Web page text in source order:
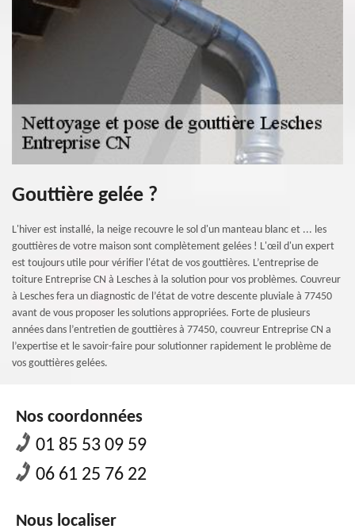
Gouttière gelée ?
L'hiver est installé, la neige recouvre le sol d'un manteau blanc et ... les
gouttières de votre maison sont complètement gelées ! L'œil d'un expert
est toujours utile pour vérifier l'état de vos gouttières. L’entreprise de
toiture Entreprise CN à Lesches à la solution pour vos problèmes. Couvreur
à Lesches fera un diagnostic de l’état de votre descente pluviale à 77450
avant de vous proposer les solutions appropriées. Forte de plusieurs
années dans l’entretien de gouttières à 77450, couvreur Entreprise CN a
l’expertise et le savoir-faire pour solutionner rapidement le problème de
vos gouttières gelées.
Nos coordonnées
01 85 53 09 59
06 61 25 76 22
Nous localiser